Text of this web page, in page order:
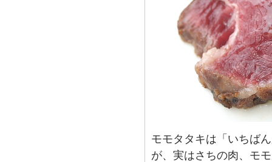
モモタタキは「いちば
が、実はさちの肉、モ